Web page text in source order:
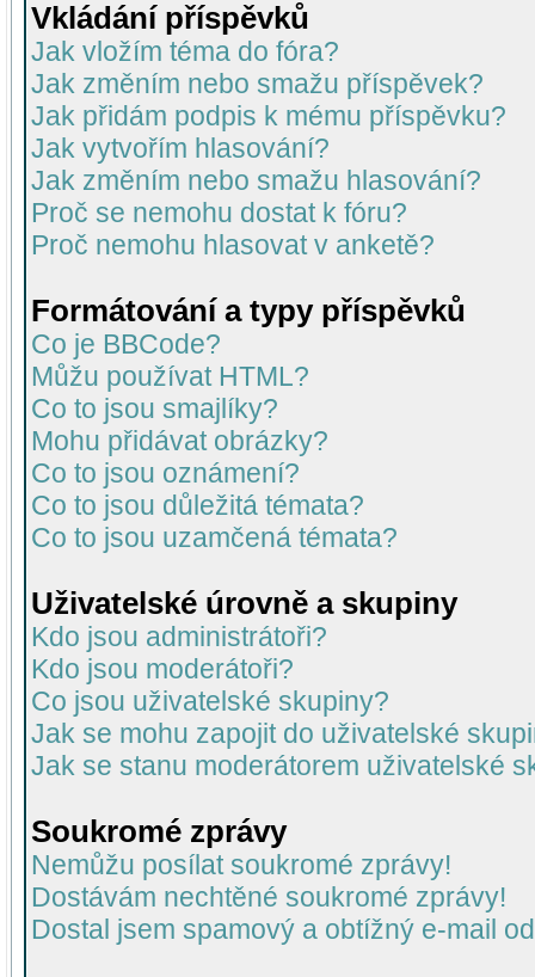
Vkládání příspěvků
Jak vložím téma do fóra?
Jak změním nebo smažu příspěvek?
Jak přidám podpis k mému příspěvku?
Jak vytvořím hlasování?
Jak změním nebo smažu hlasování?
Proč se nemohu dostat k fóru?
Proč nemohu hlasovat v anketě?
Formátování a typy příspěvků
Co je BBCode?
Můžu používat HTML?
Co to jsou smajlíky?
Mohu přidávat obrázky?
Co to jsou oznámení?
Co to jsou důležitá témata?
Co to jsou uzamčená témata?
Uživatelské úrovně a skupiny
Kdo jsou administrátoři?
Kdo jsou moderátoři?
Co jsou uživatelské skupiny?
Jak se mohu zapojit do uživatelské
Jak se stanu moderátorem uživatelské
Soukromé zprávy
Nemůžu posílat soukromé zprávy!
Dostávám nechtěné soukromé zprávy!
Dostal jsem spamový a obtížný e-mail